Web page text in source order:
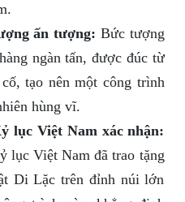
ấn tượng: Bức tượng
ngàn tấn, được đúc từ
tạo nên một công trình
hùng vĩ.
lục Việt Nam xác nhận:
lục Việt Nam đã trao tặng
Di Lặc trên đỉnh núi lớn